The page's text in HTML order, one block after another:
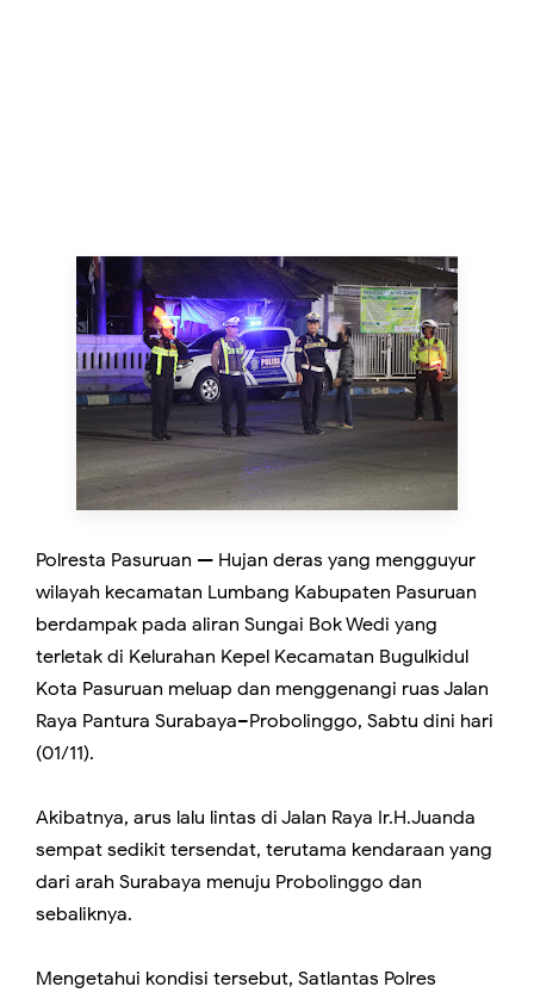
Polresta Pasuruan — Hujan deras yang mengguyur
wilayah kecamatan Lumbang Kabupaten Pasuruan
berdampak pada aliran Sungai Bok Wedi yang
terletak di Kelurahan Kepel Kecamatan Bugulkidul
Kota Pasuruan meluap dan menggenangi ruas Jalan
Raya Pantura Surabaya–Probolinggo, Sabtu dini hari
(01/11).
Akibatnya, arus lalu lintas di Jalan Raya Ir.H.Juanda
sempat sedikit tersendat, terutama kendaraan yang
dari arah Surabaya menuju Probolinggo dan
sebaliknya.
Mengetahui kondisi tersebut, Satlantas Polres